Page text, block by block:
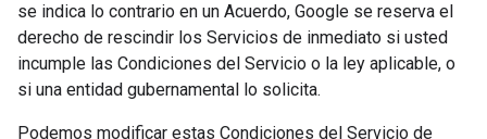
se indica lo contrario en un Acuerdo, Google se reserva el
derecho de rescindir los Servicios de inmediato si usted
incumple las Condiciones del Servicio o la ley aplicable, o
si una entidad gubernamental lo solicita.
Podemos modificar estas Condiciones del Servicio de